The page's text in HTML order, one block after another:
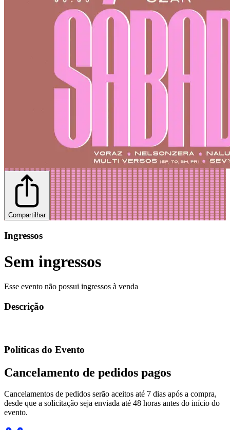
Compartilhar
Ingressos
Sem ingressos
Esse evento não possui ingressos à venda
Descrição
Políticas do Evento
Cancelamento de pedidos pagos
Cancelamentos de pedidos serão aceitos até 7 dias após a compra,
desde que a solicitação seja enviada até 48 horas antes do início do
evento.